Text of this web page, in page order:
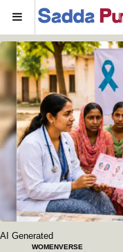
Menu
AI Generated
WOMENVERSE